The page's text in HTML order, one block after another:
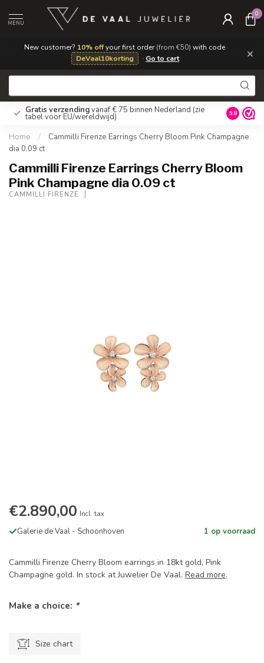
New customer? 10% offyour first order(from €50) with code
DeVaal10korting
· Go to cart ×
MENU
0
Gratis verzendingvanaf € 75 binnen Nederland (zie
tabel voor EU/wereldwijd) 9.8
Home /
Cammilli Firenze Earrings Cherry Bloom Pink Champagne
dia 0.09 ct
Cammilli Firenze Earrings Cherry Bloom
Pink Champagne dia 0.09 ct
CAMMILLI FIRENZE
€2.890,00 Incl. tax
Galerie de Vaal - Schoonhoven 1 op voorraad
Cammilli Firenze Cherry Bloom earrings in 18kt gold, Pink
Champagne gold. In stock at Juwelier De Vaal. Read more.
Make a choice: *
Size chart